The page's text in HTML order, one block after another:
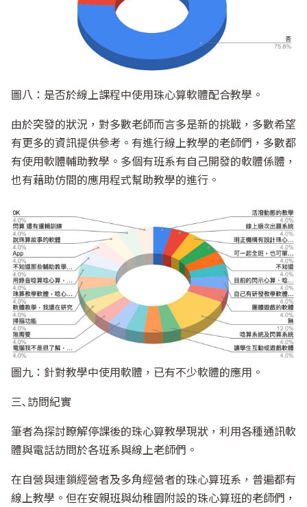
圖八：是否於線上課程中使用珠心算軟體配合教學。
由於突發的狀況，對多數老師而言多是新的挑戰，多數希望
有更多的資訊提供參考。有進行線上教學的老師們，多數都
有使用軟體輔助教學。多個有班系有自己開發的軟體係體，
也有藉助仿間的應用程式幫助教學的進行。
圖九：針對教學中使用軟體，已有不少軟體的應用。
三､訪問紀實
筆者為探討瞭解停課後的珠心算教學現狀，利用各種通訊軟
體與電話訪問於各班系與線上老師們。
在自營與連鎖經營者及多角經營者的珠心算班系，普遍都有
線上教學。但在安親班與幼稚園附設的珠心算班的老師們，